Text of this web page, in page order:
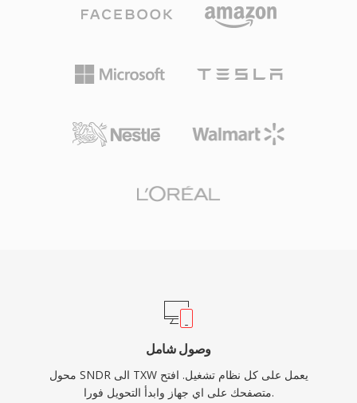
وصول شامل
محول SNDR الى TXW يعمل على كل نظام تشغيل. افتح
متصفحك على اي جهاز وابدأ التحويل فورا.